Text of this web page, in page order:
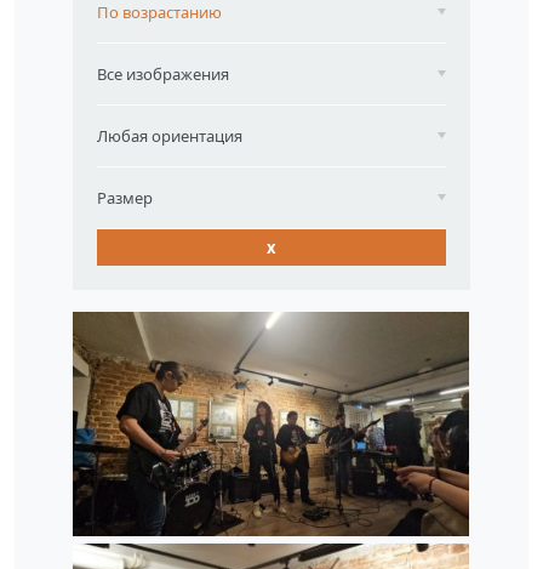
По возрастанию
Все изображения
Любая ориентация
Размер
x